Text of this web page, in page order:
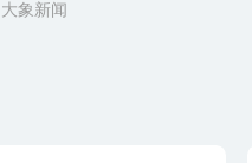
大象新闻